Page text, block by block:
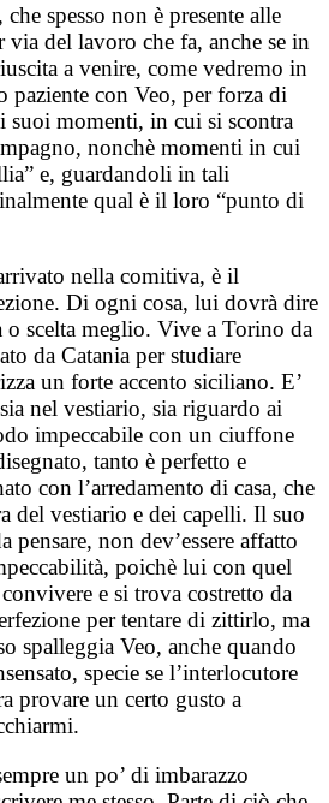
spesso non è presente alle
via del lavoro che fa, anche se in
a venire, come vedremo in
paziente con Veo, per forza di
suoi momenti, in cui si scontra
nonchè momenti in cui
e, guardandoli in tali
qual è il loro “punto di
nella comitiva, è il
Di ogni cosa, lui dovrà dire
o scelta meglio. Vive a Torino da
da Catania per studiare
un forte accento siciliano. E’
nel vestiario, sia riguardo ai
impeccabile con un ciuffone
tanto è perfetto e
con l’arredamento di casa, che
del vestiario e dei capelli. Il suo
pensare, non dev’essere affatto
poichè lui con quel
e si trova costretto da
per tentare di zittirlo, ma
spalleggia Veo, anche quando
specie se l’interlocutore
provare un certo gusto a
un po’ di imbarazzo